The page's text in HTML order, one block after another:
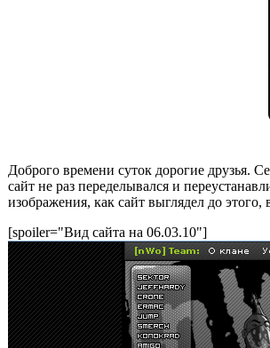
Доброго времени суток дорогие друзья.
сайт не раз переделывался и
изображения, как сайт выглядел до этого,
[spoiler="Вид сайта на 06.03.10"]